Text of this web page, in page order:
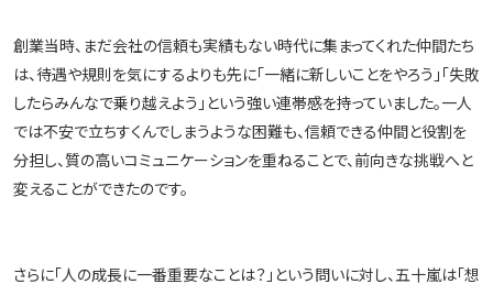
創業当時、まだ会社の信頼も実績もない時代に集まってくれた仲間たち
は、待遇や規則を気にするよりも先に「一緒に新しいことをやろう」「失敗
したらみんなで乗り越えよう」という強い連帯感を持っていました。一人
では不安で立ちすくんでしまうような困難も、信頼できる仲間と役割を
分担し、質の高いコミュニケーションを重ねることで、前向きな挑戦へと
変えることができたのです。
さらに「人の成長に一番重要なことは？」という問いに対し、五十嵐は「想